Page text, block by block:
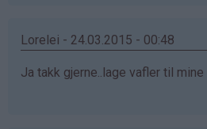
Lorelei - 24.03.2015 - 00:48
Ja takk gjerne..lage vafler til